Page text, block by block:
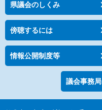
県議会のしくみ
傍聴するには
情報公開制度等
議会事務局